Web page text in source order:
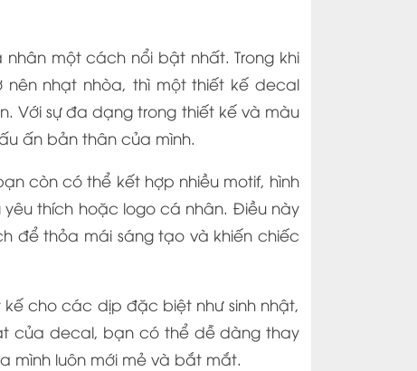
một cách nổi bật nhất. Trong khi
nhạt nhòa, thì một thiết kế decal
Với sự đa dạng trong thiết kế và màu
ấn bản thân của mình.
còn có thể kết hợp nhiều motif, hình
thích hoặc logo cá nhân. Điều này
để thỏa mái sáng tạo và khiến chiếc
cho các dịp đặc biệt như sinh nhật,
của decal, bạn có thể dễ dàng thay
mình luôn mới mẻ và bắt mắt.